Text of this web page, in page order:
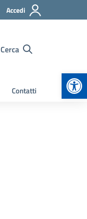
Accedi
Cerca
Contatti